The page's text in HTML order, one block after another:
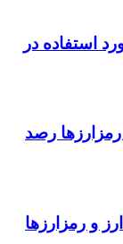
استفاده در
رصد
و رمزارزها